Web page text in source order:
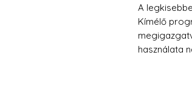
A
Kímélő
használata